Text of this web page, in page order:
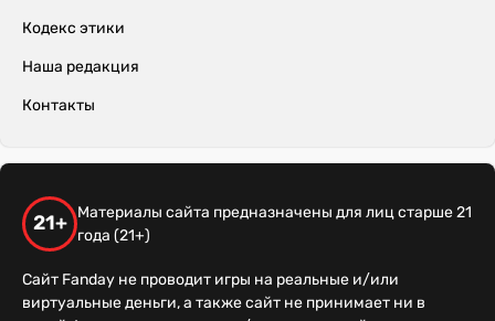
Кодекс этики
Наша редакция
Контакты
21+
Материалы сайта предназначены для лиц старше 21
года (21+)
Сайт Fanday не проводит игры на реальные и/или
виртуальные деньги, а также сайт не принимает ни в